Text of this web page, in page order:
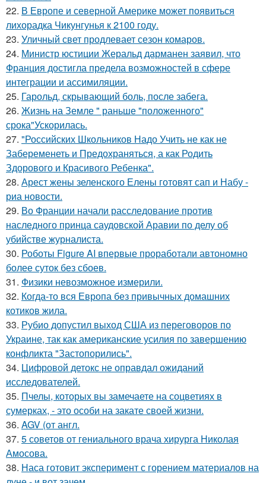
22. В Европе и северной Америке может появиться
лихорадка Чикунгунья к 2100 году.
23. Уличный свет продлевает сезон комаров.
24. Министр юстиции Жеральд дарманен заявил, что
Франция достигла предела возможностей в сфере
интеграции и ассимиляции.
25. Гарольд, скрывающий боль, после забега.
26. Жизнь на Земле " раньше "положенного"
срока"Ускорилась.
27. "Российских Школьников Надо Учить не как не
Забеременеть и Предохраняться, а как Родить
Здорового и Красивого Ребенка".
28. Арест жены зеленского Елены готовят сап и Набу -
риа новости.
29. Во Франции начали расследование против
наследного принца саудовской Аравии по делу об
убийстве журналиста.
30. Роботы Figure AI впервые проработали автономно
более суток без сбоев.
31. Физики невозможное измерили.
32. Когда-то вся Европа без привычных домашних
котиков жила.
33. Рубио допустил выход США из переговоров по
Украине, так как американские усилия по завершению
конфликта "Застопорились".
34. Цифровой детокс не оправдал ожиданий
исследователей.
35. Пчелы, которых вы замечаете на соцветиях в
сумерках, - это особи на закате своей жизни.
36. AGV (от англ.
37. 5 советов от гениального врача хирурга Николая
Амосова.
38. Наса готовит эксперимент с горением материалов на